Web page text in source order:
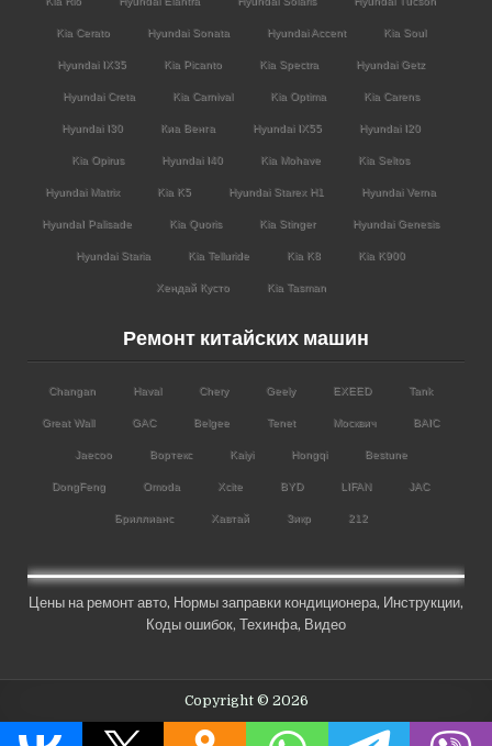
Kia Cerato Hyundai Sonata Hyundai Accent Kia Soul
Hyundai IX35 Kia Picanto Kia Spectra Hyundai Getz
Hyundai Creta Kia Carnival Kia Optima Kia Carens
Hyundai I30 Киа Венга Hyundai IX55 Hyundai I20
Kia Opirus Hyundai I40 Kia Mohave Kia Seltos
Hyundai Matrix Kia K5 Hyundai Starex H1 Hyundai Verna
HyundaI Palisade Kia Quoris Kia Stinger Hyundai Genesis
Hyundai Staria Kia Telluride Kia K8 Kia K900
Хендай Кусто Kia Tasman
Ремонт китайских машин
Changan Haval Chery Geely EXEED Tank
Great Wall GAC Belgee Tenet Москвич BAIC
Jaecoo Вортекс Kaiyi Hongqi Bestune
DongFeng Omoda Xcite BYD LIFAN JAC
Бриллианс Хавтай Зикр 212
Цены на ремонт авто, Нормы заправки кондиционера, Инструкции,
Коды ошибок, Техинфа, Видео
Copyright © 2026